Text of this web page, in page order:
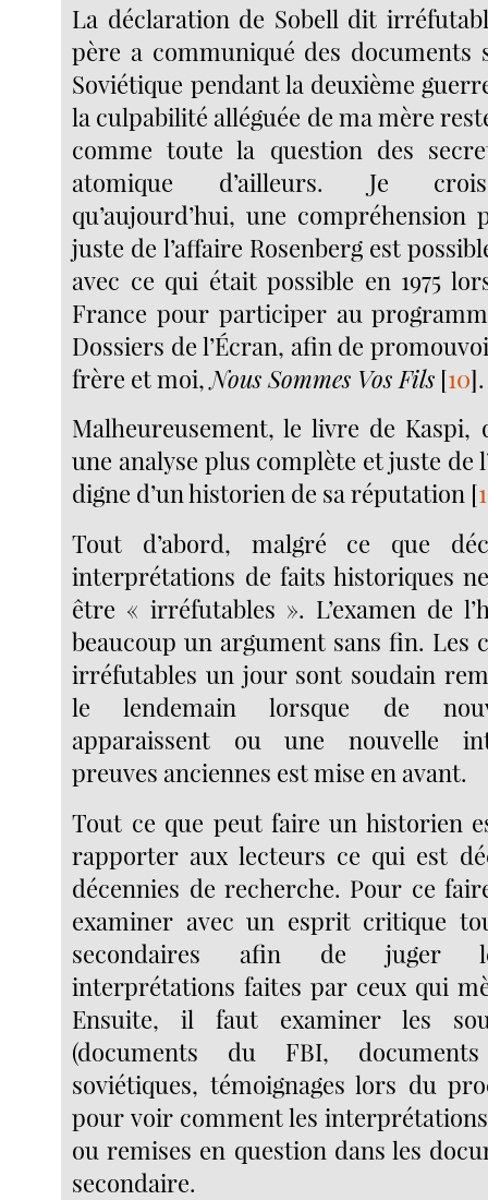
La déclaration de Sobell dit
père a communiqué des documents
Soviétique pendant la deuxième
la culpabilité alléguée de ma mère
comme toute la question des
atomique d’ailleurs. Je
qu’aujourd’hui, une compréhension
juste de l’affaire Rosenberg est
avec ce qui était possible en 1975
France pour participer au
Dossiers de l’Écran, afin de
frère et moi,Nous Sommes Vos Fils [10].
Malheureusement, le livre de
une analyse plus complète et juste de
digne d’un historien de sa réputation [
Tout d’abord, malgré ce que
interprétations de faits historiques
être « irréfutables ». L’examen de
beaucoup un argument sans fin. Les
irréfutables un jour sont soudain
le lendemain lorsque de
apparaissent ou une nouvelle
preuves anciennes est mise en avant.
Tout ce que peut faire un historien
rapporter aux lecteurs ce qui est
décennies de recherche. Pour ce
examiner avec un esprit critique
secondaires afin de juger
interprétations faites par ceux qui
Ensuite, il faut examiner les
(documents du FBI,
soviétiques, témoignages lors du
pour voir comment les
ou remises en question dans les
secondaire.